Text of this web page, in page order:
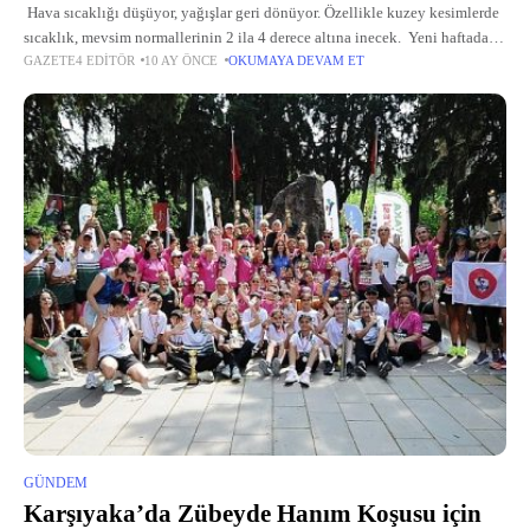
Hava sıcaklığı düşüyor, yağışlar geri dönüyor. Özellikle kuzey kesimlerde
sıcaklık, mevsim normallerinin 2 ila 4 derece altına inecek. Yeni haftada
Batı Karadeniz bölgesi ve Marmara kıyılarında yerel kuvvetli
GAZETE4 EDITÖR 10 AY ÖNCE OKUMAYA DEVAM ET
GÜNDEM
Karşıyaka’da Zübeyde Hanım Koşusu için